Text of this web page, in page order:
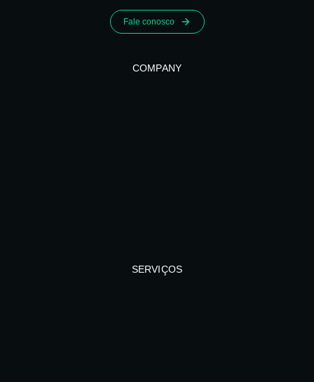
Fale conosco
COMPANY
SERVIÇOS